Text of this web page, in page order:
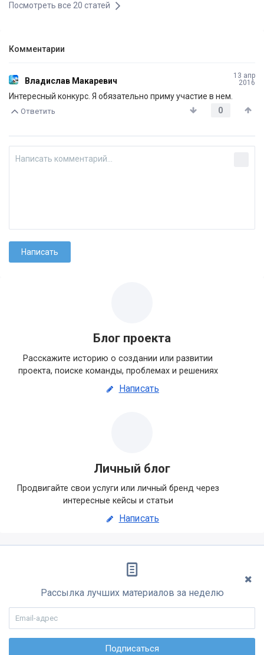
Посмотреть все 20 статей
Комментарии
Владислав Макаревич
13 апр
2016
Интересный конкурс. Я обязательно приму участие в нем.
Ответить 0
Блог проекта
Расскажите историю о создании или развитии
проекта, поиске команды, проблемах и решениях
Написать
Личный блог
Продвигайте свои услуги или личный бренд через
интересные кейсы и статьи
Написать
Рассылка лучших материалов за неделю